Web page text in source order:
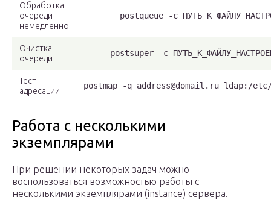
Обработка
очереди
немедленно
postqueue -c
Очистка
очереди
postsuper -c
Тест
адресации
postmap -q address@domail.ru ldap:/
Работа с несколькими
экземплярами
При решении некоторых задач можно
воспользоваться возможностью работы с
несколькими экземплярами (instance) сервера.